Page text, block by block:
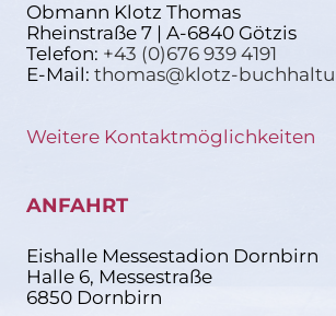
Obmann Klotz Thomas
Rheinstraße 7 | A-6840 Götzis
Telefon: +43 (0)676 939 4191
E-Mail: thomas@klotz-
Weitere Kontaktmöglichkeiten
ANFAHRT
Eishalle Messestadion Dornbirn
Halle 6, Messestraße
6850 Dornbirn